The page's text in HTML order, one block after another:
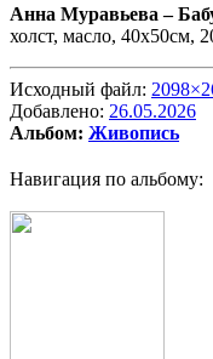
Анна Муравьева –
холст, масло, 40х50см,
Исходный файл:
Добавлено: 26.05.2026
Альбом: Живопись
Навигация по альбому: